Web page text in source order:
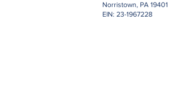
Norristown, PA 19401
EIN: 23-1967228